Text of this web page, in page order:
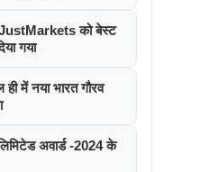
JustMarkets को बेस्ट
गया
ही में नया भारत गौरव
अवार्ड -2024 के